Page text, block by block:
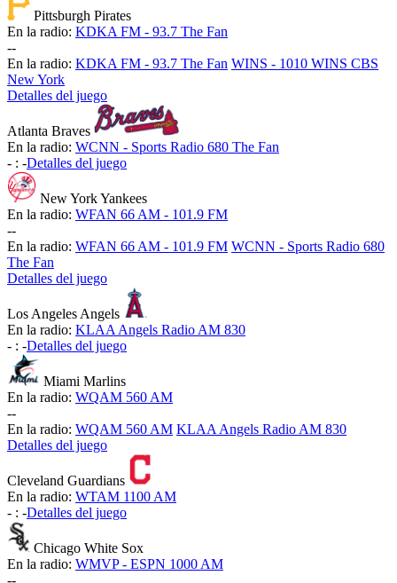
Pittsburgh Pirates
En la radio: KDKA FM - 93.7 The Fan
--
En la radio: KDKA FM - 93.7 The Fan WINS - 1010 WINS CBS
New York
Detalles del juego
Atlanta Braves
En la radio: WCNN - Sports Radio 680 The Fan
- : -Detalles del juego
New York Yankees
En la radio: WFAN 66 AM - 101.9 FM
--
En la radio: WFAN 66 AM - 101.9 FM WCNN - Sports Radio 680
The Fan
Detalles del juego
Los Angeles Angels
En la radio: KLAA Angels Radio AM 830
- : -Detalles del juego
Miami Marlins
En la radio: WQAM 560 AM
--
En la radio: WQAM 560 AM KLAA Angels Radio AM 830
Detalles del juego
Cleveland Guardians
En la radio: WTAM 1100 AM
- : -Detalles del juego
Chicago White Sox
En la radio: WMVP - ESPN 1000 AM